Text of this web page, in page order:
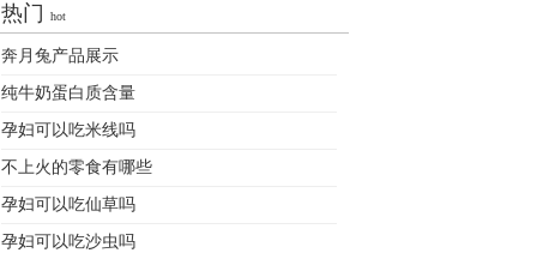
热门 hot
奔月兔产品展示
纯牛奶蛋白质含量
孕妇可以吃米线吗
不上火的零食有哪些
孕妇可以吃仙草吗
孕妇可以吃沙虫吗